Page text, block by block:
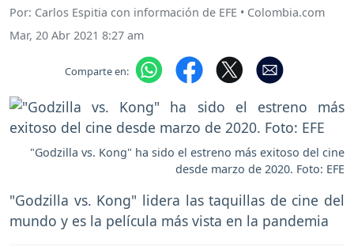
Por: Carlos Espitia con información de EFE • Colombia.com
Mar, 20 Abr 2021 8:27 am
Comparte en:
"Godzilla vs. Kong" ha sido el estreno más exitoso del cine
desde marzo de 2020. Foto: EFE
"Godzilla vs. Kong" lidera las taquillas de cine del
mundo y es la película más vista en la pandemia